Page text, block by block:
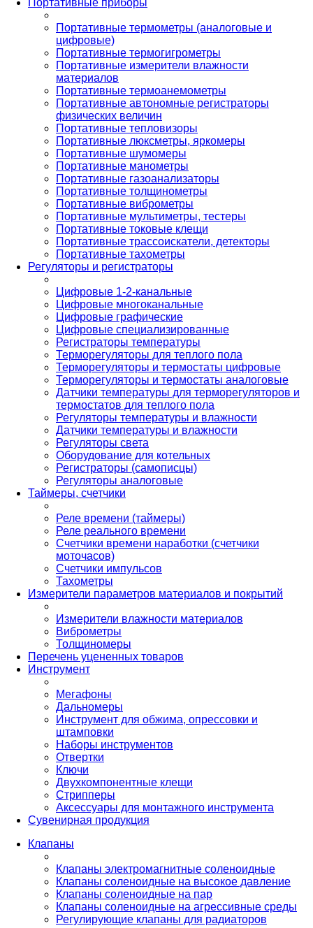
Портативные термометры (аналоговые и
цифровые)
Портативные термогигрометры
Портативные измерители влажности
материалов
Портативные термоанемометры
Портативные автономные регистраторы
физических величин
Портативные тепловизоры
Портативные люксметры, яркомеры
Портативные шумомеры
Портативные манометры
Портативные газоанализаторы
Портативные толщинометры
Портативные виброметры
Портативные мультиметры, тестеры
Портативные токовые клещи
Портативные трассоискатели, детекторы
Портативные тахометры
Регуляторы и регистраторы
Цифровые 1-2-канальные
Цифровые многоканальные
Цифровые графические
Цифровые специализированные
Регистраторы температуры
Терморегуляторы для теплого пола
Терморегуляторы и термостаты цифровые
Терморегуляторы и термостаты аналоговые
Датчики температуры для терморегуляторов и
термостатов для теплого пола
Регуляторы температуры и влажности
Датчики температуры и влажности
Регуляторы света
Оборудование для котельных
Регистраторы (самописцы)
Регуляторы аналоговые
Таймеры, счетчики
Реле времени (таймеры)
Реле реального времени
Счетчики времени наработки (счетчики
моточасов)
Счетчики импульсов
Тахометры
Измерители параметров материалов и покрытий
Измерители влажности материалов
Виброметры
Толщиномеры
Перечень уцененных товаров
Инструмент
Мегафоны
Дальномеры
Инструмент для обжима, опрессовки и
штамповки
Наборы инструментов
Отвертки
Ключи
Двухкомпонентные клещи
Стрипперы
Аксессуары для монтажного инструмента
Сувенирная продукция
Клапаны
Клапаны электромагнитные соленоидные
Клапаны соленоидные на высокое давление
Клапаны соленоидные на пар
Клапаны соленоидные на агрессивные среды
Регулирующие клапаны для радиаторов